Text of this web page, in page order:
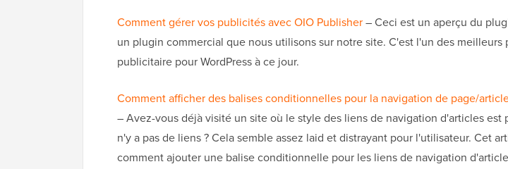
Comment gérer vos publicités avec OIO Publisher– Ceci est un aperçu du
un plugin commercial que nous utilisons sur notre site. C'est l'un des meilleurs
publicitaire pour WordPress à ce jour.
Comment afficher des balises conditionnelles pour la navigation de page/
– Avez-vous déjà visité un site où le style des liens de navigation d'articles est
n'y a pas de liens ? Cela semble assez laid et distrayant pour l'utilisateur. Cet
comment ajouter une balise conditionnelle pour les liens de navigation